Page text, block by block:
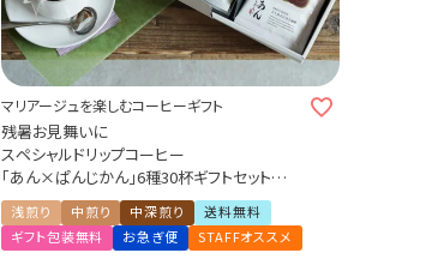
マリアージュを楽しむコーヒーギフト
残暑お見舞いに
スペシャルドリップコーヒー
「あん×ぱんじかん」6種30杯ギフトセット
（あんこに合う珈琲 2種10杯＋パンに合う珈
琲 4種20杯）
プレゼント 贈り物 アソートセット
浅煎り 中煎り 中深煎り
送料無料
ギフト包装無料
お急ぎ便 STAFFオススメ